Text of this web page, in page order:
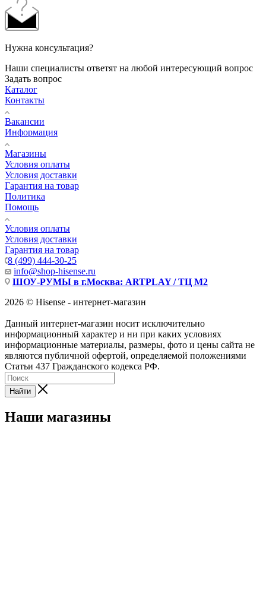
Нужна консультация?
Наши специалисты ответят на любой интересующий вопрос
Задать вопрос
Каталог
Контакты
Вакансии
Информация
Магазины
Условия оплаты
Условия доставки
Гарантия на товар
Политика
Помощь
Условия оплаты
Условия доставки
Гарантия на товар
8 (499) 444-30-25
info@shop-hisense.ru
ШОУ-РУМЫ в г.Москва: ARTPLAY / ТЦ М2
2026 © Hisense - интернет-магазин
Данный интернет-магазин носит исключительно
информационный характер и ни при каких условиях
информационные материалы, размеры, фото и цены сайта не
являются публичной офертой, определяемой положениями
Статьи 437 Гражданского кодекса РФ.
Найти
Наши магазины